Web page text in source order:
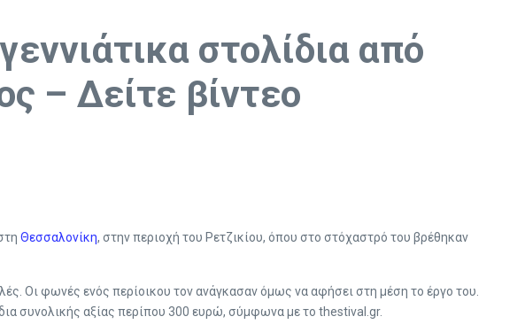
στολίδια από
– Δείτε βίντεο
Θεσσαλονίκη, στην περιοχή του Ρετζικίου, όπου στο στόχαστρό του βρέθηκαν
Οι φωνές ενός περίοικου τον ανάγκασαν όμως να αφήσει στη μέση το έργο του.
συνολικής αξίας περίπου 300 ευρώ, σύμφωνα με το thestival.gr.